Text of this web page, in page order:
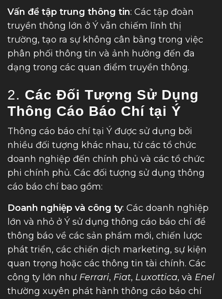
Vấn đề tập trung thông tin: Các tập đoàn
truyền thông lớn ở Ý vẫn chiếm lĩnh thị
trường, tạo ra sự không cân bằng trong việc
phân phối thông tin và ảnh hưởng đến đa
dạng trong các quan điểm truyền thông.
2. Các Đối Tượng Sử Dụng
Thông Cáo Báo Chí tại Ý
Thông cáo báo chí tại Ý được sử dụng bởi
nhiều đối tượng khác nhau, từ các tổ chức
doanh nghiệp đến chính phủ và các tổ chức
phi chính phủ. Các đối tượng sử dụng thông
cáo báo chí bao gồm:
Doanh nghiệp và công ty: Các doanh nghiệp
lớn và nhỏ ở Ý sử dụng thông cáo báo chí để
thông báo về các sản phẩm mới, chiến lược
phát triển, các chiến dịch marketing, sự kiện
quan trọng hoặc các thông tin tài chính. Các
công ty lớn như Ferrari, Fiat, Luxottica, và Enel
thường xuyên phát hành thông cáo báo chí